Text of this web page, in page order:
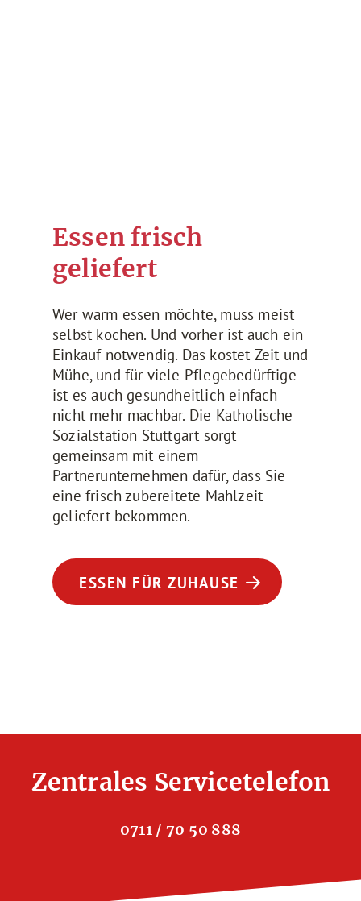
Essen frisch
geliefert
Wer warm essen möchte, muss meist
selbst kochen. Und vorher ist auch ein
Einkauf notwendig. Das kostet Zeit und
Mühe, und für viele Pflegebedürftige
ist es auch gesundheitlich einfach
nicht mehr machbar. Die Katholische
Sozialstation Stuttgart sorgt
gemeinsam mit einem
Partnerunternehmen dafür, dass Sie
eine frisch zubereitete Mahlzeit
geliefert bekommen.
ESSEN FÜR ZUHAUSE
Zentrales Servicetelefon
0711 / 70 50 888